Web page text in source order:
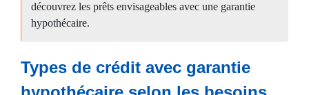
découvrez les prêts envisageables avec une garantie
hypothécaire.
Types de crédit avec garantie
hypothécaire
propriétaire